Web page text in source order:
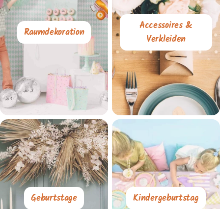
Raumdekoration
Accessoires &
Verkleiden
Geburtstage Kindergeburtstag